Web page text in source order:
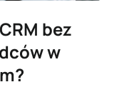
bez
w